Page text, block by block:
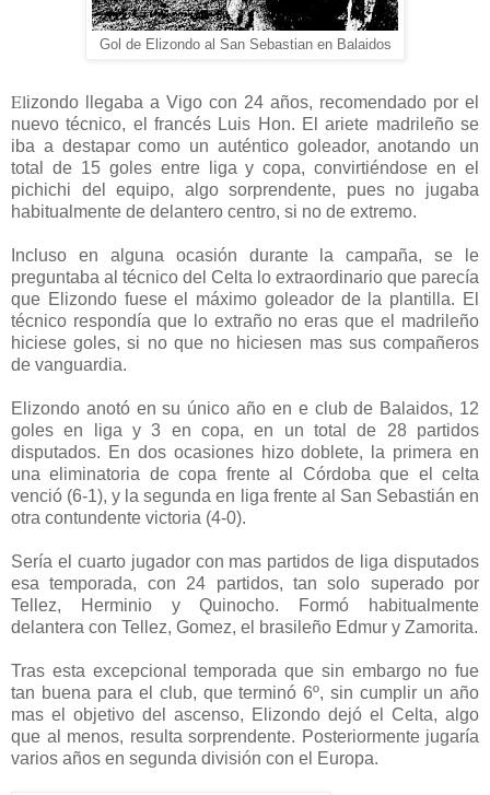
Gol de Elizondo al San Sebastian en Balaidos
Elizondo llegaba a Vigo con 24 años, recomendado por el
nuevo técnico, el francés Luis Hon. El ariete madrileño se
iba a destapar como un auténtico goleador, anotando un
total de 15 goles entre liga y copa, convirtiéndose en el
pichichi del equipo, algo sorprendente, pues no jugaba
habitualmente de delantero centro, si no de extremo.
Incluso en alguna ocasión durante la campaña, se le
preguntaba al técnico del Celta lo extraordinario que parecía
que Elizondo fuese el máximo goleador de la plantilla. El
técnico respondía que lo extraño no eras que el madrileño
hiciese goles, si no que no hiciesen mas sus compañeros
de vanguardia.
Elizondo anotó en su único año en e club de Balaidos, 12
goles en liga y 3 en copa, en un total de 28 partidos
disputados. En dos ocasiones hizo doblete, la primera en
una eliminatoria de copa frente al Córdoba que el celta
venció (6-1), y la segunda en liga frente al San Sebastián en
otra contundente victoria (4-0).
Sería el cuarto jugador con mas partidos de liga disputados
esa temporada, con 24 partidos, tan solo superado por
Tellez, Herminio y Quinocho. Formó habitualmente
delantera con Tellez, Gomez, el brasileño Edmur y Zamorita.
Tras esta excepcional temporada que sin embargo no fue
tan buena para el club, que terminó 6º, sin cumplir un año
mas el objetivo del ascenso, Elizondo dejó el Celta, algo
que al menos, resulta sorprendente. Posteriormente jugaría
varios años en segunda división con el Europa.